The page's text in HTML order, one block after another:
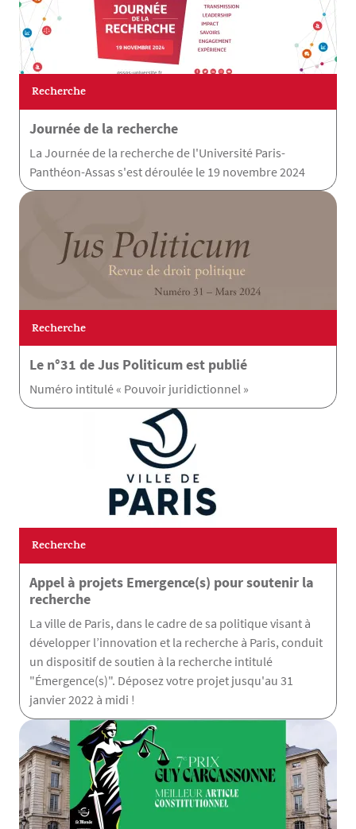
Recherche
Journée de la recherche
La Journée de la recherche de l'Université Paris-
Panthéon-Assas s'est déroulée le 19 novembre 2024
Recherche
Le n°31 de Jus Politicum est publié
Numéro intitulé « Pouvoir juridictionnel »
Recherche
Appel à projets Emergence(s) pour soutenir la
recherche
La ville de Paris, dans le cadre de sa politique visant à
développer l’innovation et la recherche à Paris, conduit
un dispositif de soutien à la recherche intitulé
"Émergence(s)". Déposez votre projet jusqu'au 31
janvier 2022 à midi !